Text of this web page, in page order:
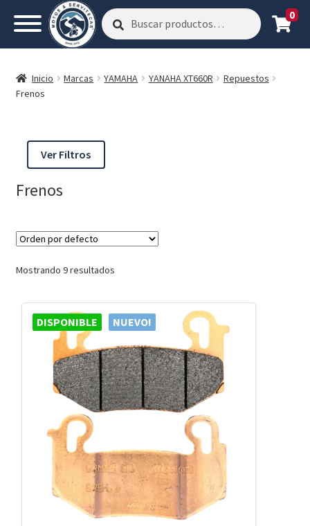
Buscar
por:
Buscar 0
Inicio Marcas YAMAHA YANAHA XT660R
Repuestos
Frenos
Ver Filtros
Frenos
Mostrando 9 resultados
DISPONIBLE NUEVO!